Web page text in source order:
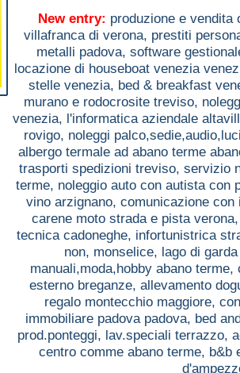
New entry: produzione e
villafranca di verona, prestiti
metalli padova, software
locazione di houseboat venezia
stelle venezia, bed & breakfast
murano e rodocrosite treviso,
venezia, l'informatica aziendale
rovigo, noleggi
albergo termale ad abano terme
trasporti spedizioni treviso, servizio
terme, noleggio auto con autista con
vino arzignano, comunicazione
carene moto strada e pista
tecnica cadoneghe, infortunistrica
non, monselice, lago di
manuali,moda,hobby abano terme,
esterno breganze, allevamento
regalo montecchio maggiore,
immobiliare padova padova, bed
prod.ponteggi, lav.speciali terrazzo,
centro comme abano terme, b&b